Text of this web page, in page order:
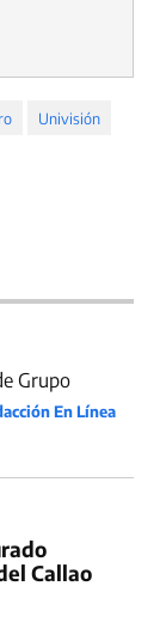
Univisión
Grupo
En Línea
Callao